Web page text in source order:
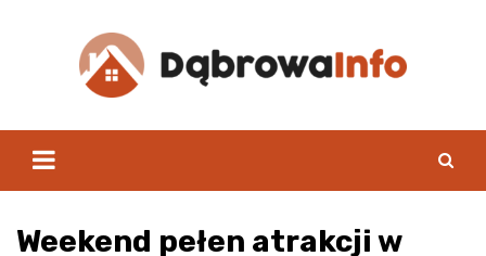
Weekend pełen atrakcji w